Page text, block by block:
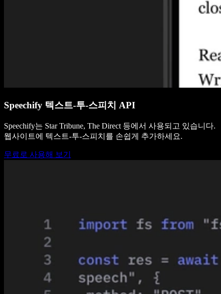
Speechify 텍스트-투-스피치 API
Speechify는 Star Tribune, The Direct 등에서 사용되고 있습니다.
웹사이트에 텍스트-투-스피치를 손쉽게 추가하세요.
무료로 사용해 보기